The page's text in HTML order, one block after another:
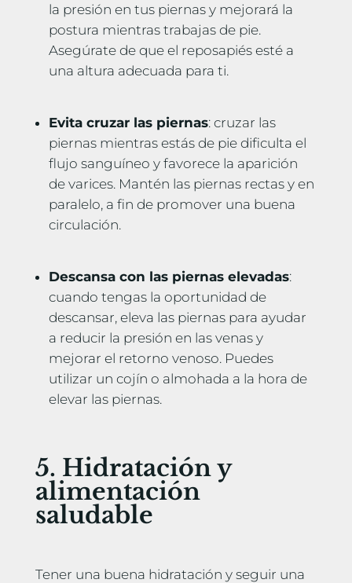
la presión en tus piernas y mejorará la
postura mientras trabajas de pie.
Asegúrate de que el reposapiés esté a
una altura adecuada para ti.
Evita cruzar las piernas: cruzar las
piernas mientras estás de pie dificulta el
flujo sanguíneo y favorece la aparición
de varices. Mantén las piernas rectas y en
paralelo, a fin de promover una buena
circulación.
Descansa con las piernas elevadas:
cuando tengas la oportunidad de
descansar, eleva las piernas para ayudar
a reducir la presión en las venas y
mejorar el retorno venoso. Puedes
utilizar un cojín o almohada a la hora de
elevar las piernas.
5. Hidratación y
alimentación
saludable
Tener una buena hidratación y seguir una